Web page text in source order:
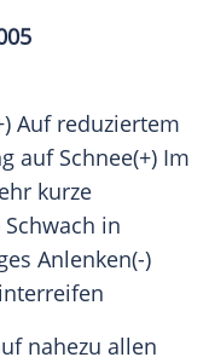
Auf reduziertem
auf Schnee(+) Im
kurze
in
Anlenken(-)
nahezu allen